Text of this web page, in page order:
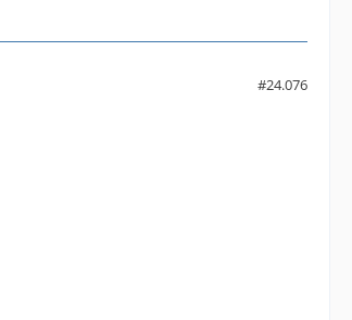
#24.076